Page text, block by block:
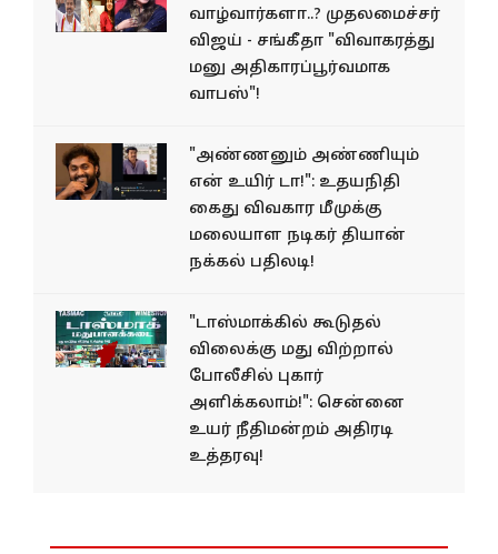
வாழ்வார்களா..? முதலமைச்சர்
விஜய் - சங்கீதா "விவாகரத்து
மனு அதிகாரப்பூர்வமாக
வாபஸ்"!
"அண்ணனும் அண்ணியும்
என் உயிர் டா!": உதயநிதி
கைது விவகார மீமுக்கு
மலையாள நடிகர் தியான்
நக்கல் பதிலடி!
"டாஸ்மாக்கில் கூடுதல்
விலைக்கு மது விற்றால்
போலீசில் புகார்
அளிக்கலாம்!": சென்னை
உயர் நீதிமன்றம் அதிரடி
உத்தரவு!